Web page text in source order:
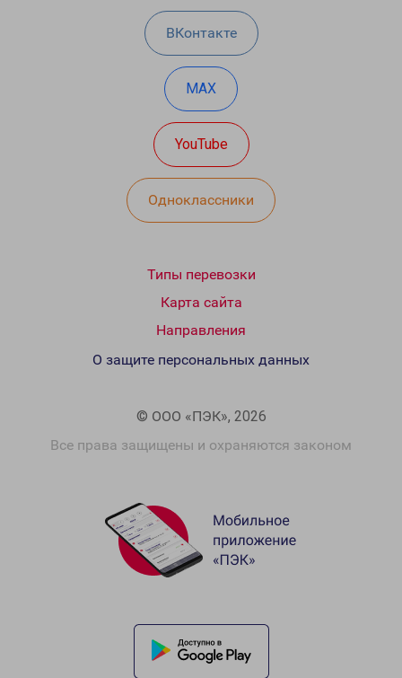
ВКонтакте
MAX
YouTube
Одноклассники
Типы перевозки
Карта сайта
Направления
© ООО «ПЭК», 2026
Все права защищены и охраняются законом
О защите персональных данных